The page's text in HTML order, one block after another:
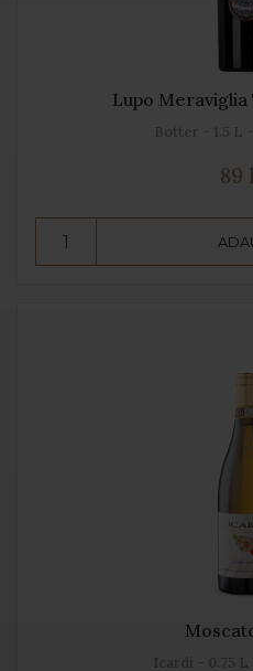
Lupo
Botter - 1.5 L
89